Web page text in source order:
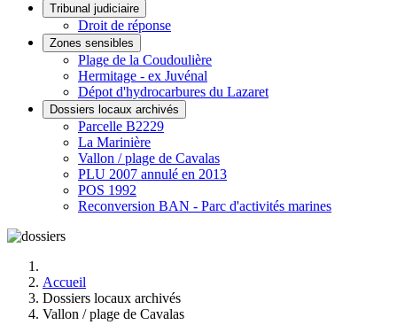
Tribunal judiciaire
Droit de réponse
Zones sensibles
Plage de la Coudoulière
Hermitage - ex Juvénal
Dépot d'hydrocarbures du Lazaret
Dossiers locaux archivés
Parcelle B2229
La Marinière
Vallon / plage de Cavalas
PLU 2007 annulé en 2013
POS 1992
Reconversion BAN - Parc d'activités marines
Accueil
Dossiers locaux archivés
Vallon / plage de Cavalas